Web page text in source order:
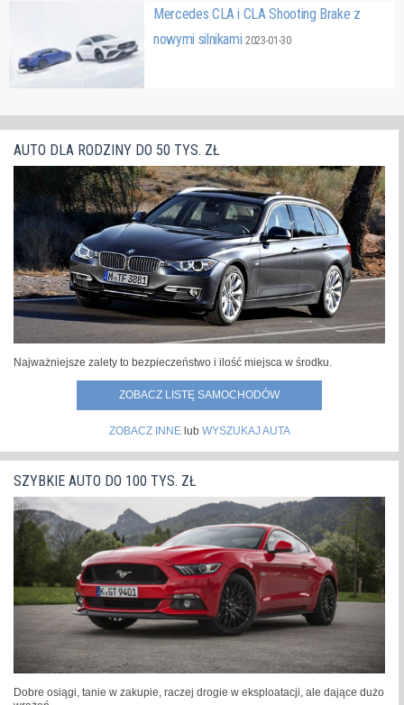
Mercedes CLA i CLA Shooting Brake z
nowymi silnikami2023-01-30
AUTO DLA RODZINY DO 50 TYS. ZŁ
Najważniejsze zalety to bezpieczeństwo i ilość miejsca w środku.
ZOBACZ LISTĘ SAMOCHODÓW
ZOBACZ INNElub WYSZUKAJ AUTA
SZYBKIE AUTO DO 100 TYS. ZŁ
Dobre osiągi, tanie w zakupie, raczej drogie w eksploatacji, ale dające dużo